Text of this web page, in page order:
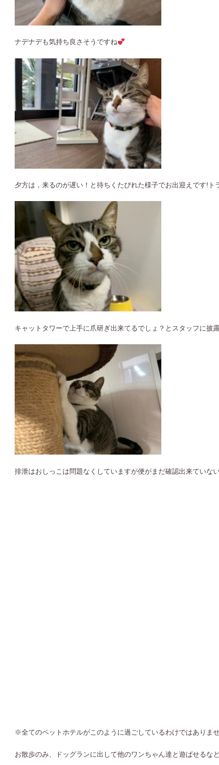
ナデナデも気持ち良さそうですね
夕方は，来るのが遅い！と待ちくたびれた様子でお出迎えです!ト
キャットタワーで上手に爪研ぎ出来てるでしょ？とスタッフに披
排泄はおしっこは問題なくしていますが便がまだ確認出来ていな
※全てのペットホテルがこのように過ごしているわけではありま
お散歩のみ、ドッグランに出して他のワンちゃん達と遊ばせるな